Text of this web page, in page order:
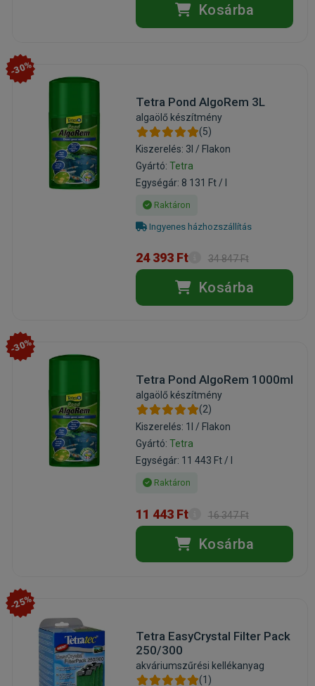
Kosárba
-30%
Tetra Pond AlgoRem 3L
algaölő készítmény
(5)
Kiszerelés: 3l / Flakon
Gyártó: Tetra
Egységár: 8 131 Ft / l
Raktáron
Ingyenes házhozszállítás
24 393 Ft 34 847 Ft
Kosárba
-30%
Tetra Pond AlgoRem 1000ml
algaölő készítmény
(2)
Kiszerelés: 1l / Flakon
Gyártó: Tetra
Egységár: 11 443 Ft / l
Raktáron
11 443 Ft 16 347 Ft
Kosárba
-25%
Tetra EasyCrystal Filter Pack
250/300
akváriumszűrési kellékanyag
(1)